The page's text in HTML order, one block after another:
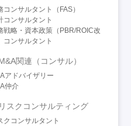
コンサルタント（FAS）
コンサルタント
戦略・資本政策（PBR/ROIC改
コンサルタント
関連（コンサル）
アドバイザリー
仲介
リスクコンサルティング
クコンサルタント